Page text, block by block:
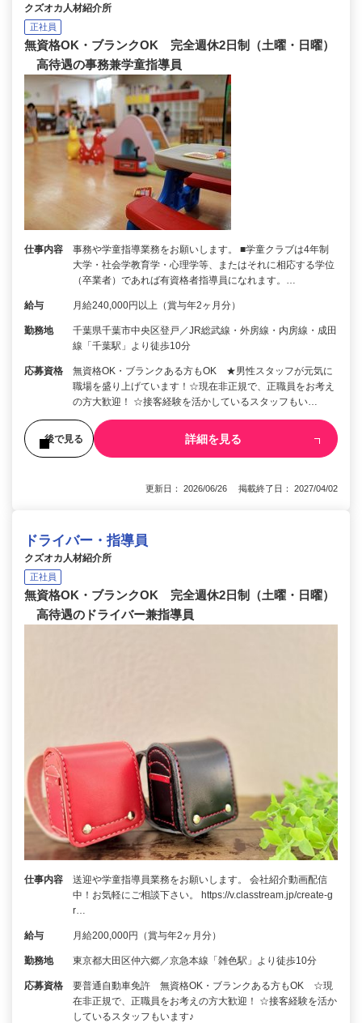
クズオカ人材紹介所
正社員
無資格OK・ブランクOK 完全週休2日制（土曜・日曜）
高待遇の事務兼学童指導員
仕事内容
事務や学童指導業務をお願いします。 ■学童クラブは4年制
大学・社会学教育学・心理学等、またはそれに相応する学位
（卒業者）であれば有資格者指導員になれます。…
給与 月給240,000円以上（賞与年2ヶ月分）
勤務地
千葉県千葉市中央区登戸／JR総武線・外房線・内房線・成田
線「千葉駅」より徒歩10分
応募資格
無資格OK・ブランクある方もOK ★男性スタッフが元気に
職場を盛り上げています！☆現在非正規で、正職員をお考え
の方大歓迎！ ☆接客経験を活かしているスタッフもい…
後で見る 詳細を見る
更新日： 2026/06/26 掲載終了日： 2027/04/02
ドライバー・指導員
クズオカ人材紹介所
正社員
無資格OK・ブランクOK 完全週休2日制（土曜・日曜）
高待遇のドライバー兼指導員
仕事内容
送迎や学童指導員業務をお願いします。 会社紹介動画配信
中！お気軽にご相談下さい。 https://v.classtream.jp/create-g
r…
給与 月給200,000円（賞与年2ヶ月分）
勤務地 東京都大田区仲六郷／京急本線「雑色駅」より徒歩10分
応募資格
要普通自動車免許 無資格OK・ブランクある方もOK ☆現
在非正規で、正職員をお考えの方大歓迎！ ☆接客経験を活か
しているスタッフもいます♪